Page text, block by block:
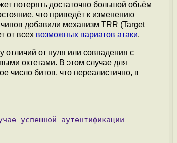
потерять достаточно большой объём
что приведёт к изменению
добавили механизм TRR (Target
от всех возможных вариатов атаки.
отличий от нуля или совпадения с
октетами. В этом случае для
число битов, что нереалистично, в